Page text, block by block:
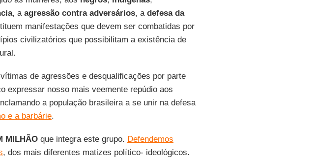
, a agressão contra adversários, a defesa da
manifestações que devem ser combatidas por
civilizatórios que possibilitam a existência de
de agressões e desqualificações por parte
expressar nosso mais veemente repúdio aos
a população brasileira a se unir na defesa
e a barbárie.
MILHÃOque integra este grupo. Defendemos
, dos mais diferentes matizes político- ideológicos.